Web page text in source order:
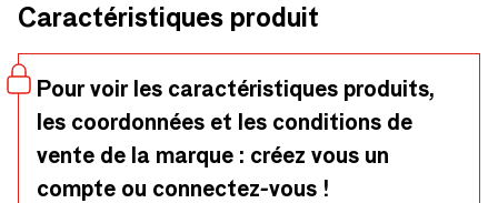
homme, mais aussi d'une femme raffinée. Tous nos
un détail dont on peut déduire la passion mais aussi notre
mission : valoriser la richesse que possède notre patrimoine
culturel, réévaluer un art ancien.
Caractéristiques produit
Pour voir les caractéristiques produits,
les coordonnées et les conditions de
vente de la marque : créez vous un
compte ou connectez-vous !